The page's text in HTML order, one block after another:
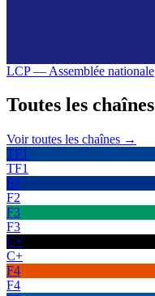
LCP — Assemblée nationale
Toutes les chaînes
Voir toutes les chaînes →
TF1
TF1
F2
F2
F3
F3
C+
C+
F4
F4